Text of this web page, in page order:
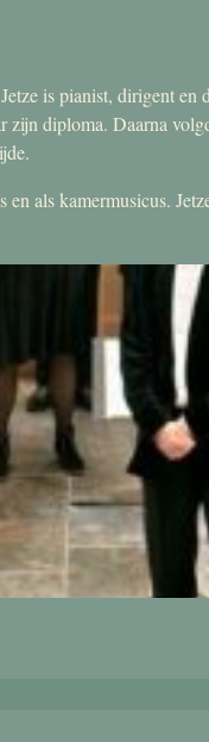
is pianist, dirigent
zijn diploma. Daarna
als kamermusicus.